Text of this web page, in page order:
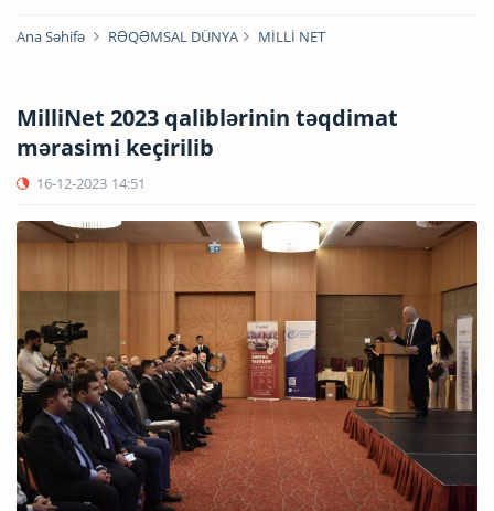
Ana Səhifə RƏQƏMSAL DÜNYA MİLLİ NET
MilliNet 2023 qaliblərinin təqdimat
mərasimi keçirilib
16-12-2023 14:51